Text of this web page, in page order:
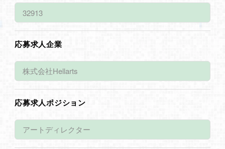
応募求人企業
応募求人ポジション